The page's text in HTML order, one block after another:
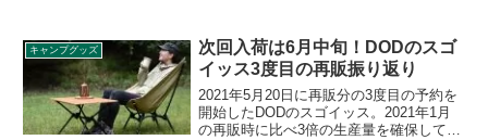
た世界未発売のカーミットミドルチェア
が2021年1月29日21時から先着数量限定
販売されます。
キャンプグッズ
次回入荷は6月中旬！DODのスゴ
イッス3度目の再販振り返り
2021年5月20日に再販分の3度目の予約を
開始したDODのスゴイッス。2021年1月
の再販時に比べ3倍の生産量を確保してい